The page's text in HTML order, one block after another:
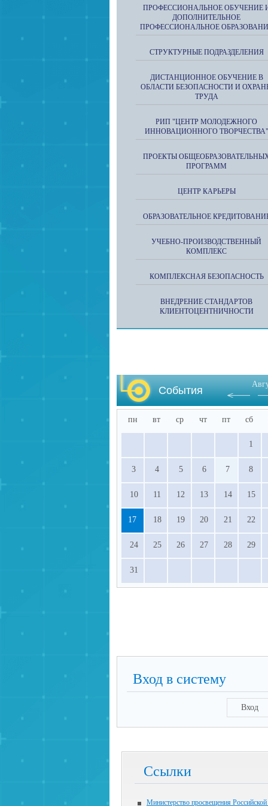
ПРОФЕССИОНАЛЬНОЕ ОБУЧЕНИЕ
ДОПОЛНИТЕЛЬНОЕ
ПРОФЕССИОНАЛЬНОЕ
СТРУКТУРНЫЕ ПОДРАЗДЕЛЕНИЯ
ДИСТАНЦИОННОЕ ОБУЧЕНИЕ В
ОБЛАСТИ БЕЗОПАСНОСТИ И
ТРУДА
РИП "ЦЕНТР МОЛОДЕЖНОГО
ИННОВАЦИОННОГО ТВОРЧЕСТВА"
ПРОЕКТЫ
ПРОГРАММ
ЦЕНТР КАРЬЕРЫ
ОБРАЗОВАТЕЛЬНОЕ
УЧЕБНО-ПРОИЗВОДСТВЕННЫЙ
КОМПЛЕКС
КОМПЛЕКСНАЯ БЕЗОПАСНОСТЬ
ВНЕДРЕНИЕ СТАНДАРТОВ
КЛИЕНТОЦЕНТНИЧНОСТИ
События
пн вт ср чт пт сб
1
3 4 5 6 7 8
10 11 12 13 14 15
17 18 19 20 21 22
24 25 26 27 28 29
31
Вход в систему
Вход
Ссылки
Министерство просвещения